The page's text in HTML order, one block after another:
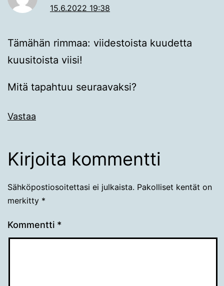
15.6.2022 19:38
Tämähän rimmaa: viidestoista kuudetta
kuusitoista viisi!
Mitä tapahtuu seuraavaksi?
Vastaa
Kirjoita kommentti
Sähköpostiosoitettasi ei julkaista. Pakolliset kentät on
merkitty *
Kommentti *